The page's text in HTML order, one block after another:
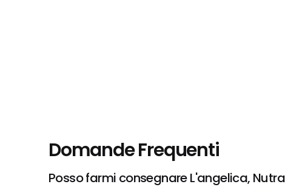
Domande Frequenti
Posso farmi consegnare L'angelica,